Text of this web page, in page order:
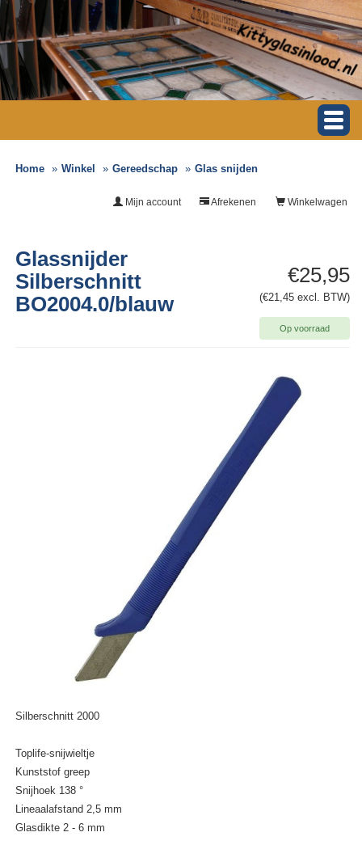
Home Winkel Gereedschap Glas snijden
Winkelwagen
Afrekenen
Mijn account
€25,95
(€21,45 excl. BTW)
Op voorraad
Glassnijder
Silberschnitt
BO2004.0/blauw
Silberschnitt 2000
Toplife-snijwieltje
Kunststof greep
Snijhoek 138 °
Lineaalafstand 2,5 mm
Glasdikte 2 - 6 mm